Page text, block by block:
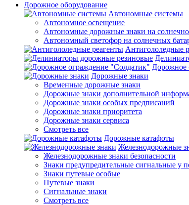
Дорожное оборудование
Автономные системы
Автономное освещение
Автономные дорожные знаки на
Автономный светофор на солнечных
Антигололедные
Дорожное
Дорожные знаки
Временные дорожные знаки
Дорожные знаки дополнительной
Дорожные знаки особых предписаний
Дорожные знаки приоритета
Дорожные знаки сервиса
Смотреть все
Дорожные катафоты
Железнодорожные
Железнодорожные знаки безопасности
Знаки предупредительные сигнальные у
Знаки путевые особые
Путевые знаки
Сигнальные знаки
Смотреть все